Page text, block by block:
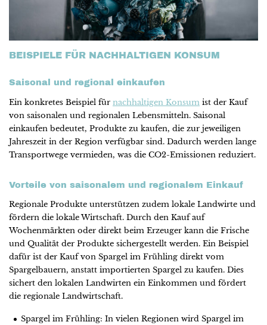
BEISPIELE FÜR NACHHALTIGEN KONSUM
Saisonal und regional einkaufen
Ein konkretes Beispiel für nachhaltigen Konsum ist der Kauf
von saisonalen und regionalen Lebensmitteln. Saisonal
einkaufen bedeutet, Produkte zu kaufen, die zur jeweiligen
Jahreszeit in der Region verfügbar sind. Dadurch werden lange
Transportwege vermieden, was die CO2-Emissionen reduziert.
Vorteile von saisonalem und regionalem Einkauf
Regionale Produkte unterstützen zudem lokale Landwirte und
fördern die lokale Wirtschaft. Durch den Kauf auf
Wochenmärkten oder direkt beim Erzeuger kann die Frische
und Qualität der Produkte sichergestellt werden. Ein Beispiel
dafür ist der Kauf von Spargel im Frühling direkt vom
Spargelbauern, anstatt importierten Spargel zu kaufen. Dies
sichert den lokalen Landwirten ein Einkommen und fördert
die regionale Landwirtschaft.
Spargel im Frühling: In vielen Regionen wird Spargel im